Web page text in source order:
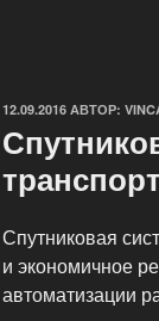
ОПУБЛИКОВАНО
12.09.2016 АВТОР:
Спутниковая
и экономичное
автоматизации